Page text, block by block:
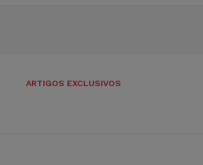
ARTIGOS EXCLUSIVOS